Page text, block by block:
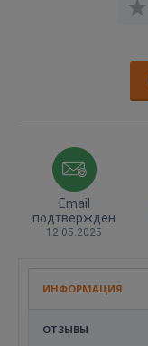
Email
подтвержден
12.05.2025
ИНФОРМАЦИЯ
ОТЗЫВЫ